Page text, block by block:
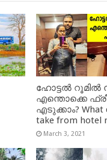
ഹോട്ടൽ റൂമിൽ
എന്തൊക്കെ
എടുക്കാം? What
take from hotel
March 3, 2021